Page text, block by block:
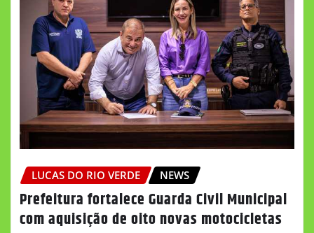
LUCAS DO RIO VERDE NEWS
Prefeitura fortalece Guarda Civil Municipal
com aquisição de oito novas motocicletas